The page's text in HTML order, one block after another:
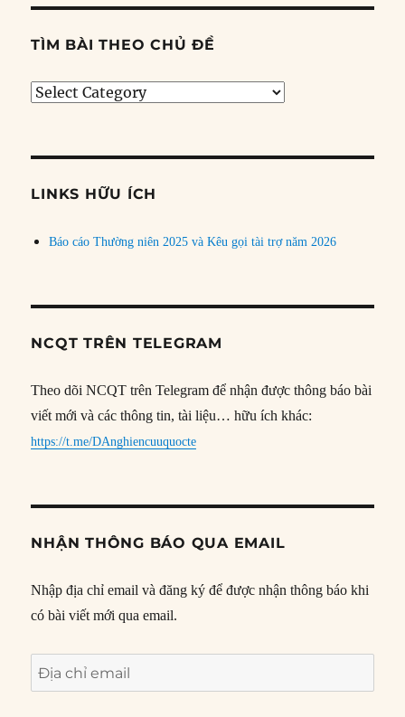
TÌM BÀI THEO CHỦ ĐỀ
Tìm
đề
LINKS HỮU ÍCH
Báo cáo Thường niên 2025 và Kêu gọi tài trợ năm 2026
NCQT TRÊN TELEGRAM
Theo dõi NCQT trên Telegram để nhận được thông báo bài
viết mới và các thông tin, tài liệu… hữu ích khác:
https://t.me/DAnghiencuuquocte
NHẬN THÔNG BÁO QUA EMAIL
Nhập địa chỉ email và đăng ký để được nhận thông báo khi
có bài viết mới qua email.
Địa
chỉ